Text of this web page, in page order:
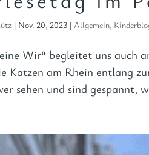
| Nov. 20, 2023 | Allgemein,
Wir“ begleitet uns auch
Katzen am Rhein entlang
sehen und sind gespannt,